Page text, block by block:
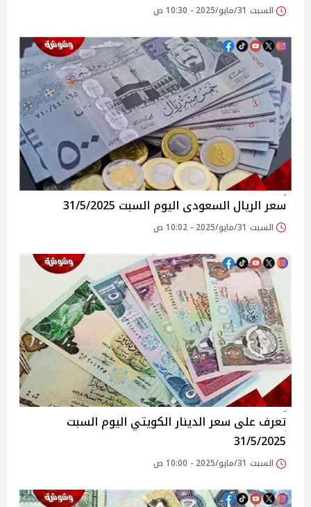
السبت 31/مايو/2025 - 10:30 ص
سعر الريال السعودى اليوم السبت 31/5/2025
السبت 31/مايو/2025 - 10:02 ص
تعرف على سعر الدينار الكويتي اليوم السبت
31/5/2025
السبت 31/مايو/2025 - 10:00 ص